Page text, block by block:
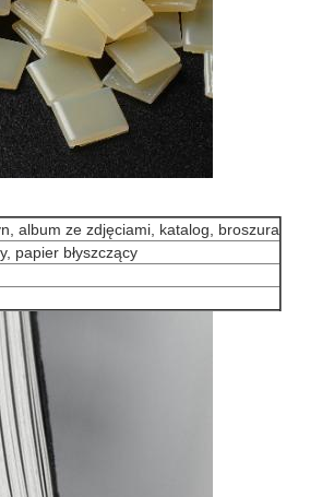
album ze zdjęciami, katalog, broszura
papier błyszczący